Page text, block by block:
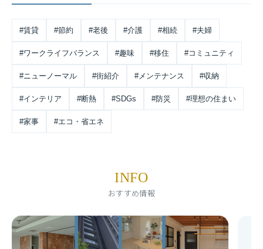
#賃貸 #節約 #老後 #介護 #相続 #夫婦
#ワークライフバランス #趣味 #移住 #コミュニティ
#ニューノーマル #街紹介 #メンテナンス #収納
#インテリア #断熱 #SDGs #防災 #理想の住まい
#家事 #エコ・省エネ
INFO
おすすめ情報